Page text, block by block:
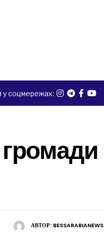
у соцмережах:
АВТОР: BESSARABIANEWS